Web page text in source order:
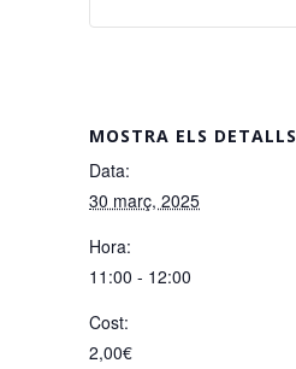
MOSTRA ELS DETALLS
Data:
30 març, 2025
Hora:
11:00 - 12:00
Cost:
2,00€